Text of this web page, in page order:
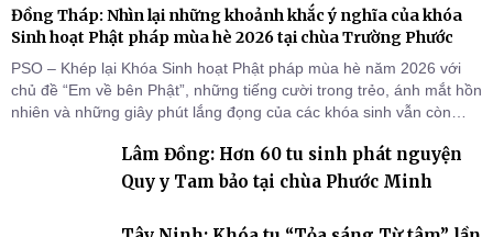
Đồng Tháp: Nhìn lại những khoảnh khắc ý nghĩa của khóa
Sinh hoạt Phật pháp mùa hè 2026 tại chùa Trường Phước
PSO – Khép lại Khóa Sinh hoạt Phật pháp mùa hè năm 2026 với
chủ đề “Em về bên Phật”, những tiếng cười trong trẻo, ánh mắt hồn
nhiên và những giây phút lắng đọng của các khóa sinh vẫn còn
Tháp). Những tuần tu học ngắn ngủi nhưng đã trở thành hành
trang quý báu, gieo những hạt giống thiện l
Lâm Đồng: Hơn 60 tu sinh phát nguyện
Quy y Tam bảo tại chùa Phước Minh